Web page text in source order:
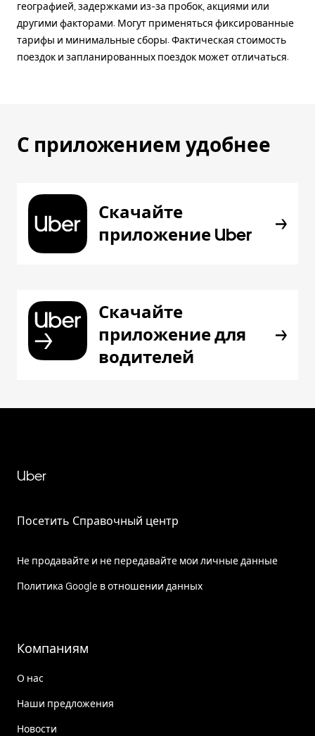
географией, задержками из-за пробок, акциями или
другими факторами. Могут применяться фиксированные
тарифы и минимальные сборы. Фактическая стоимость
поездок и запланированных поездок может отличаться.
С приложением удобнее
Скачайте
приложение Uber
Скачайте
приложение для
водителей
Uber
Посетить Справочный центр
Не продавайте и не передавайте мои личные данные
Политика Google в отношении данных
Компаниям
О нас
Наши предложения
Новости